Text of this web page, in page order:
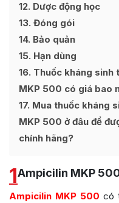
12 Dược động học
13 Đóng gói
14 Bảo quản
15 Hạn dùng
16 Thuốc kháng sinh
MKP 500 có giá bao
17 Mua thuốc kháng
MKP 500 ở đâu để
chính hãng?
1Ampicilin MKP
Ampicilin MKP 500 có